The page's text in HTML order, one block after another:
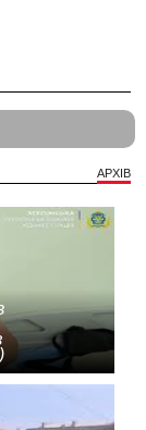
АРХІВ